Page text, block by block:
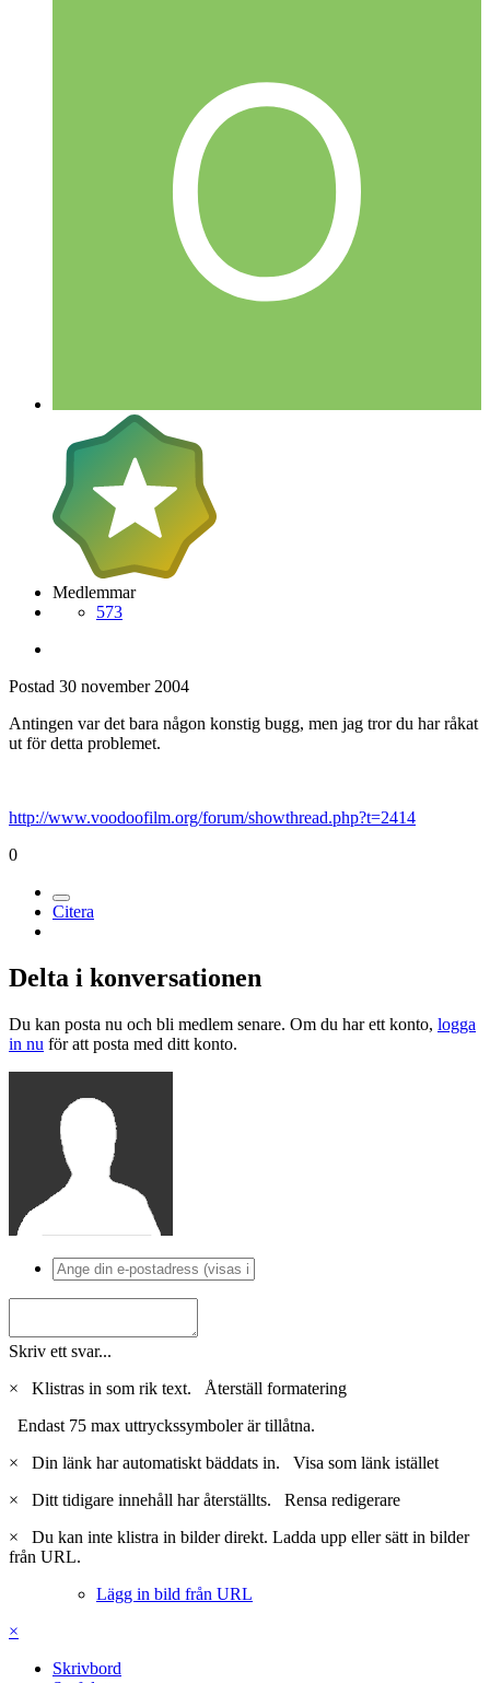
Medlemmar
573
Postad 30 november 2004
Antingen var det bara någon konstig bugg, men jag tror du har råkat
ut för detta problemet.
http://www.voodoofilm.org/forum/showthread.php?t=2414
0
Citera
Delta i konversationen
Du kan posta nu och bli medlem senare. Om du har ett konto, logga
in nu för att posta med ditt konto.
Skriv ett svar...
×
Klistras in som rik text. Återställ formatering
Endast 75 max uttryckssymboler är tillåtna.
×
Din länk har automatiskt bäddats in. Visa som länk istället
×
Ditt tidigare innehåll har återställts. Rensa redigerare
×
Du kan inte klistra in bilder direkt. Ladda upp eller sätt in bilder
från URL.
Lägg in bild från URL
×
Skrivbord